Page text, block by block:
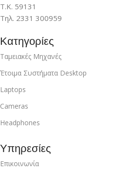
Τ.Κ. 59131
Τηλ. 2331 300959
Κατηγορίες
Ταμειακές Μηχανές
Έτοιμα Συστήματα Desktop
Laptops
Cameras
Headphones
Υπηρεσίες
Επικοινωνία